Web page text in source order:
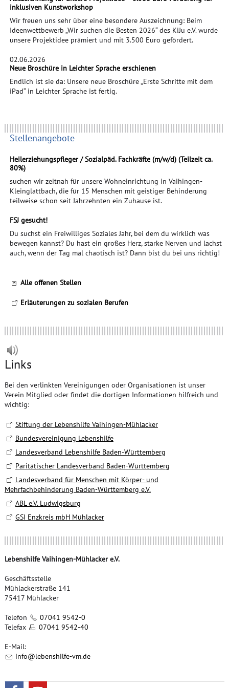
inklusiven Kunstworkshop
Wir freuen uns sehr über eine besondere Auszeichnung: Beim
Ideenwettbewerb „Wir suchen die Besten 2026“ des KiJu e.V. wurde
unsere Projektidee prämiert und mit 3.500 Euro gefördert.
02.06.2026
Neue Broschüre in Leichter Sprache erschienen
Endlich ist sie da: Unsere neue Broschüre „Erste Schritte mit dem
iPad“ in Leichter Sprache ist fertig.
Stellenangebote
Heilerziehungspfleger / Sozialpäd. Fachkräfte (m/w/d) (Teilzeit ca.
80%)
suchen wir zeitnah für unsere Wohneinrichtung in Vaihingen-
Kleinglattbach, die für 15 Menschen mit geistiger Behinderung
teilweise schon seit Jahrzehnten ein Zuhause ist.
FSJ gesucht!
Du suchst ein Freiwilliges Soziales Jahr, bei dem du wirklich was
bewegen kannst? Du hast ein großes Herz, starke Nerven und lachst
auch, wenn der Tag mal chaotisch ist? Dann bist du bei uns richtig!
Alle offenen Stellen
Erläuterungen zu sozialen Berufen
Links
Bei den verlinkten Vereinigungen oder Organisationen ist unser
Verein Mitglied oder findet die dortigen Informationen hilfreich und
wichtig:
Stiftung der Lebenshilfe Vaihingen-Mühlacker
Bundesvereinigung Lebenshilfe
Landesverband Lebenshilfe Baden-Württemberg
Paritätischer Landesverband Baden-Württemberg
Landesverband für Menschen mit Körper- und
Mehrfachbehinderung Baden-Württemberg e.V.
ABL e.V. Ludwigsburg
GSI Enzkreis mbH Mühlacker
Lebenshilfe Vaihingen-Mühlacker e.V.
Geschäftsstelle
Mühlackerstraße 141
75417 Mühlacker
Telefon
07041 9542-0
Telefax
07041 9542-40
E-Mail:
nf
l b nsh lf -vmd